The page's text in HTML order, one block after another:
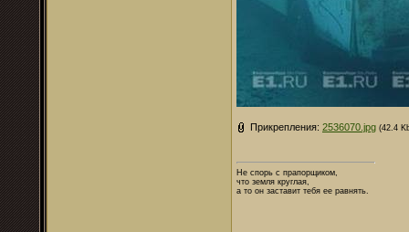
Прикрепления: 2536070.jpg (42.4
Не спорь с прапорщиком,
что земля круглая,
а то он заставит тебя ее равнять.